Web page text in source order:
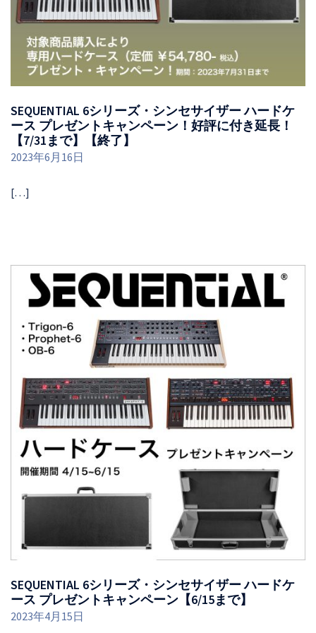
SEQUENTIAL 6シリーズ・シンセサイザー ハードケ
ース プレゼントキャンペーン！好評に付き延長！
【7/31まで】【終了】
2023年6月16日
[…]
SEQUENTIAL 6シリーズ・シンセサイザー ハードケ
ース プレゼントキャンペーン【6/15まで】
2023年4月15日